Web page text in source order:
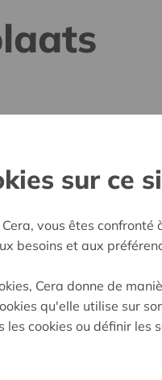
Cera
sur ce
vous êtes confronté
besoins et aux
Cera donne de
qu'elle utilise sur
cookies ou définir les